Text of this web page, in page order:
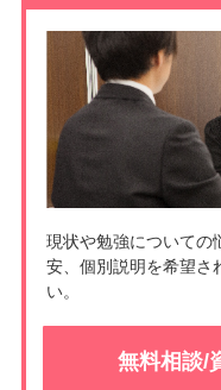
現状や勉強についての
安、個別説明を希望さ
い。
無料相談/